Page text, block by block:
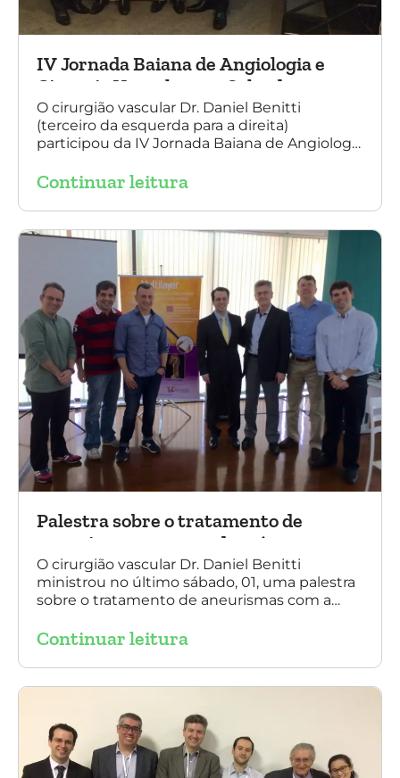
IV Jornada Baiana de Angiologia e
Cirurgia Vascular, em Salvador
O cirurgião vascular Dr. Daniel Benitti
(terceiro da esquerda para a direita)
participou da IV Jornada Baiana de Angiologia
29 de outubro. Na foto também está
SBACV (Sociedade Brasileira de Angiologia e
de Cirurgia Vascular) Bahia.
Continuar leitura
Palestra sobre o tratamento de
aneurismas com a endoprótese
multilayer, em Porto Alegre
O cirurgião vascular Dr. Daniel Benitti
ministrou no último sábado, 01, uma palestra
sobre o tratamento de aneurismas com a
foto, Dr. Daniel Benitti (ao centro) com os
Angiologia e Cirurgia Vascular do Rio Grande
do Sul.
Continuar leitura